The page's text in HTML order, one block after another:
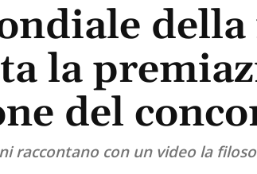
la
del
raccontano con un video la